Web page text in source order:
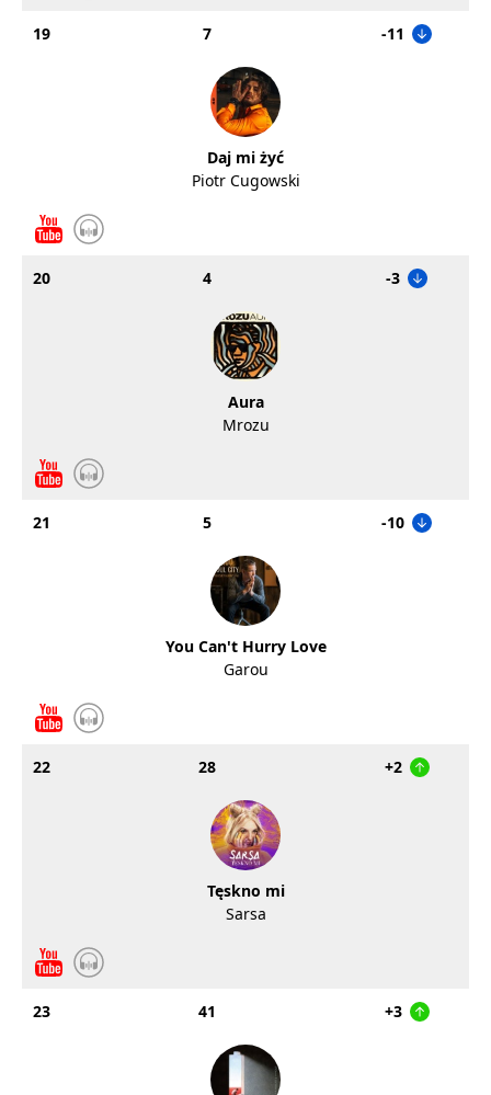
19 7 -11
Daj mi żyć
Piotr Cugowski
20 4 -3
Aura
Mrozu
21 5 -10
You Can't Hurry Love
Garou
22 28 +2
Tęskno mi
Sarsa
23 41 +3